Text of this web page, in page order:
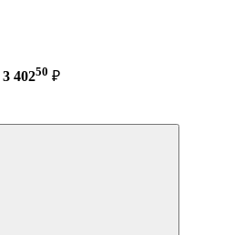
3 40250 ₽